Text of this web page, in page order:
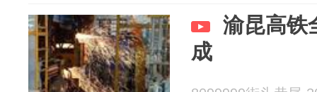
渝昆高铁
成